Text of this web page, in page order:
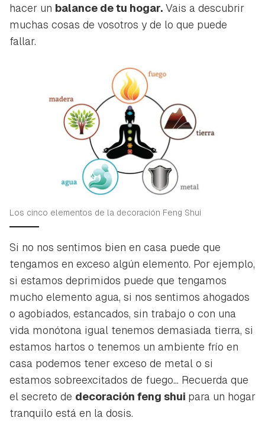
hacer un balance de tu hogar. Vais a descubrir
muchas cosas de vosotros y de lo que puede
fallar.
Los cinco elementos de la decoración Feng Shui
Si no nos sentimos bien en casa puede que
tengamos en exceso algún elemento. Por ejemplo,
si estamos deprimidos puede que tengamos
mucho elemento agua, si nos sentimos ahogados
o agobiados, estancados, sin trabajo o con una
vida monótona igual tenemos demasiada tierra, si
estamos hartos o tenemos un ambiente frío en
casa podemos tener exceso de metal o si
estamos sobreexcitados de fuego... Recuerda que
el secreto de decoración feng shui para un hogar
tranquilo está en la dosis.